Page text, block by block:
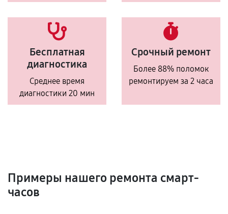
Бесплатная
диагностика
Среднее время
диагностики 20 мин
Срочный ремонт
Более 88% поломок
ремонтируем за 2 часа
Примеры нашего ремонта смарт-
часов